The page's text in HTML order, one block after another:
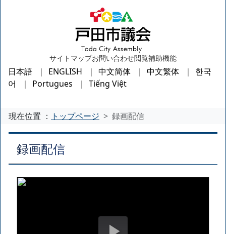
サイトマップお問い合わせ閲覧補助機能
日本語 ENGLISH 中文简体 中文繁体
한국
어
Portugues Tiếng Việt
現在位置 ： トップページ 録画配信
録画配信